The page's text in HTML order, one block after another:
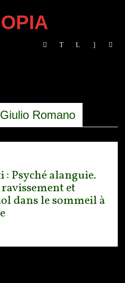
Romano
Psyché alanguie.
et
dans le sommeil à